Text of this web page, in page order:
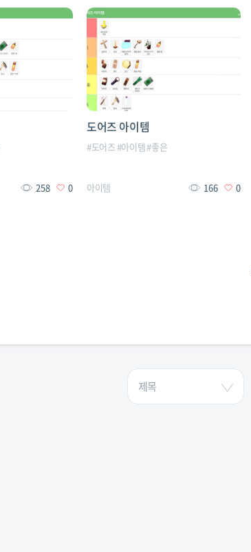
258 0
도어즈 아이템
#도어즈#아이템#좋은
아이템 166 0